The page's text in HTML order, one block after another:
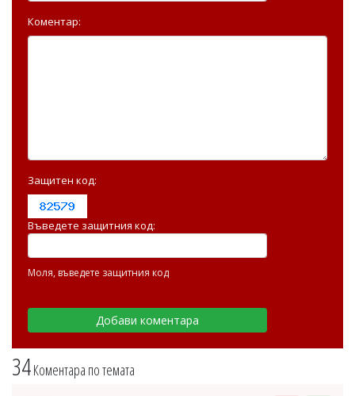
34Коментара по темата
Коментар:
Защитен код:
Въведете защитния код:
Моля, въведете защитния код